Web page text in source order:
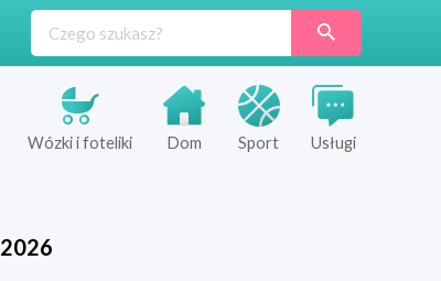
Wózki i foteliki Dom Sport Usługi
2026